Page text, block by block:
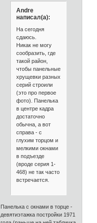
Andre
написал(а):
На сегодня
сдаюсь.
Никак не могу
сообразить, где
такой район,
чтобы панельные
хрущевки разных
серий строили
(это про первое
фото). Панелька
в центре кадра
достаточно
обычна, а вот
справа - с
глухим торцом и
мелкими окнами
в подъезде
(вроде серия 1-
468) не так часто
встречается.
Панелька с окнами в торце -
девятиэтажка постройки 1971